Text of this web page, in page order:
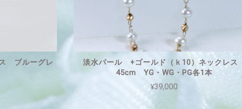
ブルーグレ
淡水パール +ゴールド（ｋ10）ネックレス
45cm YG・WG・PG各1本
¥39,000